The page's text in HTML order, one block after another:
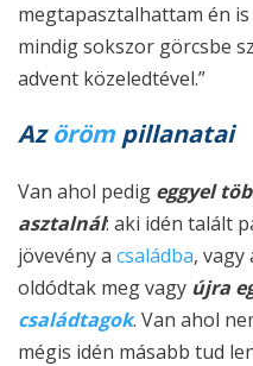
megtapasztalhattam én is
mindig sokszor görcsbe
advent közeledtével.”
Azörömpillanatai
Van ahol pedig eggyel
asztalnál: aki idén talált
jövevény a családba,
oldódtak meg vagy újra
családtagok. Van ahol
mégis idén másabb tud